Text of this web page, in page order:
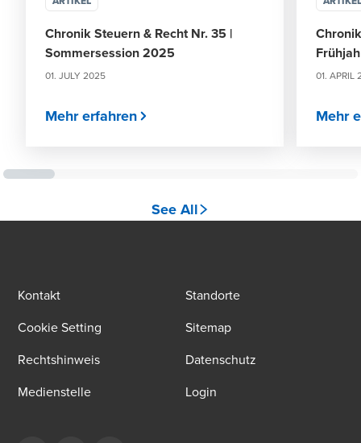
Chronik Steuern & Recht Nr. 35 |
Sommersession 2025
01. JULY 2025
Mehr erfahren
01. APRIL
Mehr
See All
Kontakt
Standorte
Cookie Setting
Sitemap
Rechtshinweis
Datenschutz
Medienstelle
Login